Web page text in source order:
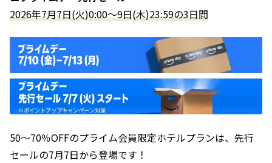
2026年7月7日(火)0:00～9日(木)23:59の3日間
50〜70％OFFのプライム会員限定ホテルプランは、先行
セールの7月7日から登場です！